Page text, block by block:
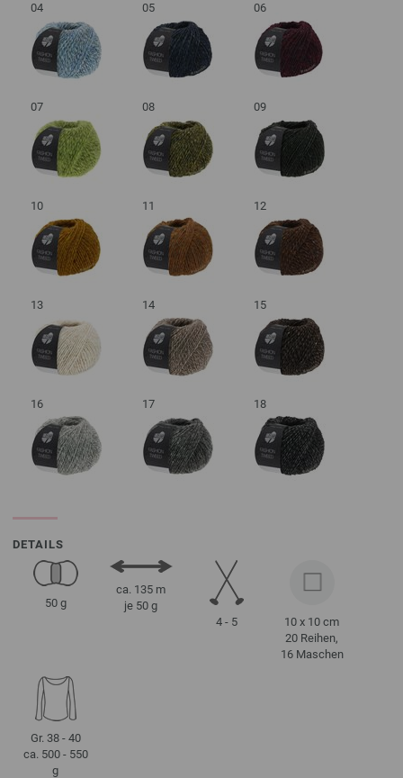
04 05 06
07 08 09
10 11 12
13 14 15
16 17 18
DETAILS
50 g
ca. 135 m
je 50 g
4 - 5
10 x 10 cm
20 Reihen,
16 Maschen
Gr. 38 - 40
ca. 500 - 550
g